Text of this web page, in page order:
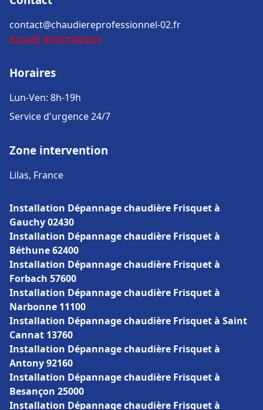
contact@chaudiereprofessionnel-02.fr
Accueil Informations
Horaires
Lun-Ven: 8h-19h
Service d'urgence 24/7
Zone intervention
Lilas, France
Installation Dépannage chaudière Frisquet à
Gauchy 02430
Installation Dépannage chaudière Frisquet à
Béthune 62400
Installation Dépannage chaudière Frisquet à
Forbach 57600
Installation Dépannage chaudière Frisquet à
Narbonne 11100
Installation Dépannage chaudière Frisquet à Saint
Cannat 13760
Installation Dépannage chaudière Frisquet à
Antony 92160
Installation Dépannage chaudière Frisquet à
Besançon 25000
Installation Dépannage chaudière Frisquet à